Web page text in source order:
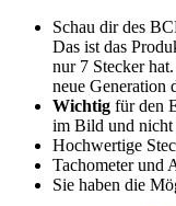
Schau dir des
Das ist das
nur 7 Stecker
neue Generation
Wichtig für den
im Bild und nicht
Hochwertige
Tachometer und
Sie haben die